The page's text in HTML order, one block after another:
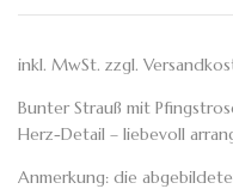
inkl. MwSt. zzgl.
Bunter Strauß mit
Herz-Detail – liebevoll
Anmerkung: die